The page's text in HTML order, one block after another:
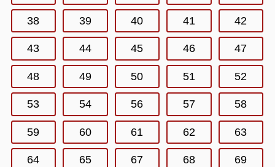
38 39 40 41 42
43 44 45 46 47
48 49 50 51 52
53 54 56 57 58
59 60 61 62 63
64 65 67 68 69